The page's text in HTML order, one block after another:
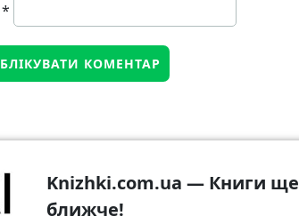
*
Knizhki.com.ua — Книги ще
ближче!